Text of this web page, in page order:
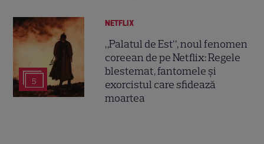
5
NETFLIX
„Palatul de Est”, noul fenomen
coreean de pe Netflix: Regele
blestemat, fantomele și
exorcistul care sfidează
moartea